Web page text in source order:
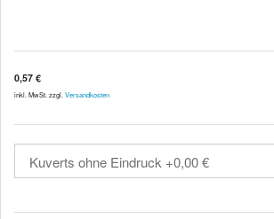
0,57 €
inkl. MwSt. zzgl. Versandkosten